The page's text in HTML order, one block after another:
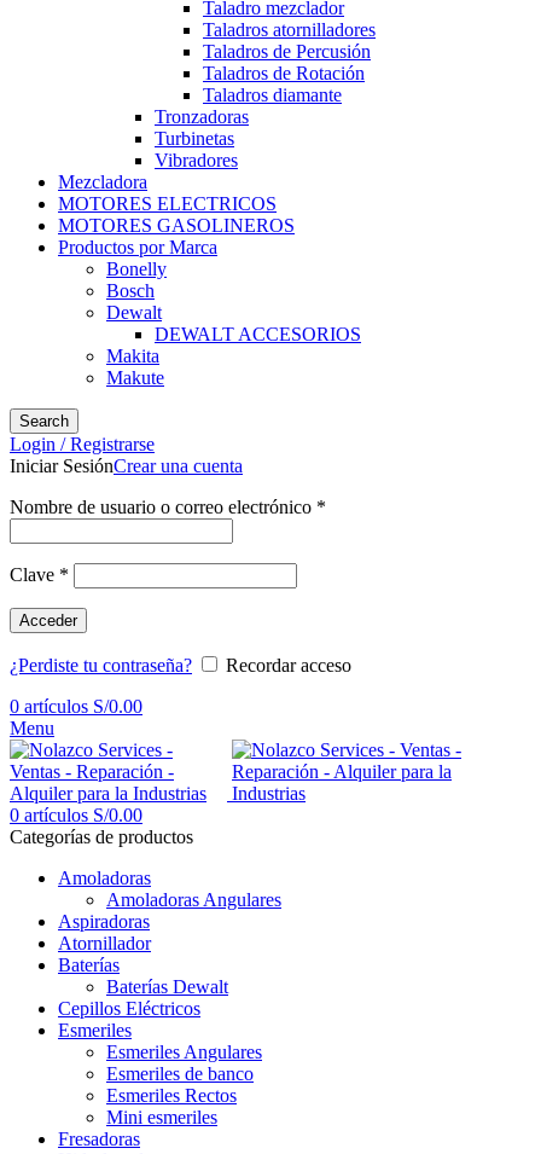
Taladro mezclador
Taladros atornilladores
Taladros de Percusión
Taladros de Rotación
Taladros diamante
Tronzadoras
Turbinetas
Vibradores
Mezcladora
MOTORES ELECTRICOS
MOTORES GASOLINEROS
Productos por Marca
Bonelly
Bosch
Dewalt
DEWALT ACCESORIOS
Makita
Makute
Search
Login / Registrarse
Iniciar SesiónCrear una cuenta
Nombre de usuario o correo electrónico *
Clave *
Acceder
¿Perdiste tu contraseña?
Recordar acceso
0 artículos S/0.00
Menu
0 artículos S/0.00
Categorías de productos
Amoladoras
Amoladoras Angulares
Aspiradoras
Atornillador
Baterías
Baterías Dewalt
Cepillos Eléctricos
Esmeriles
Esmeriles Angulares
Esmeriles de banco
Esmeriles Rectos
Mini esmeriles
Fresadoras